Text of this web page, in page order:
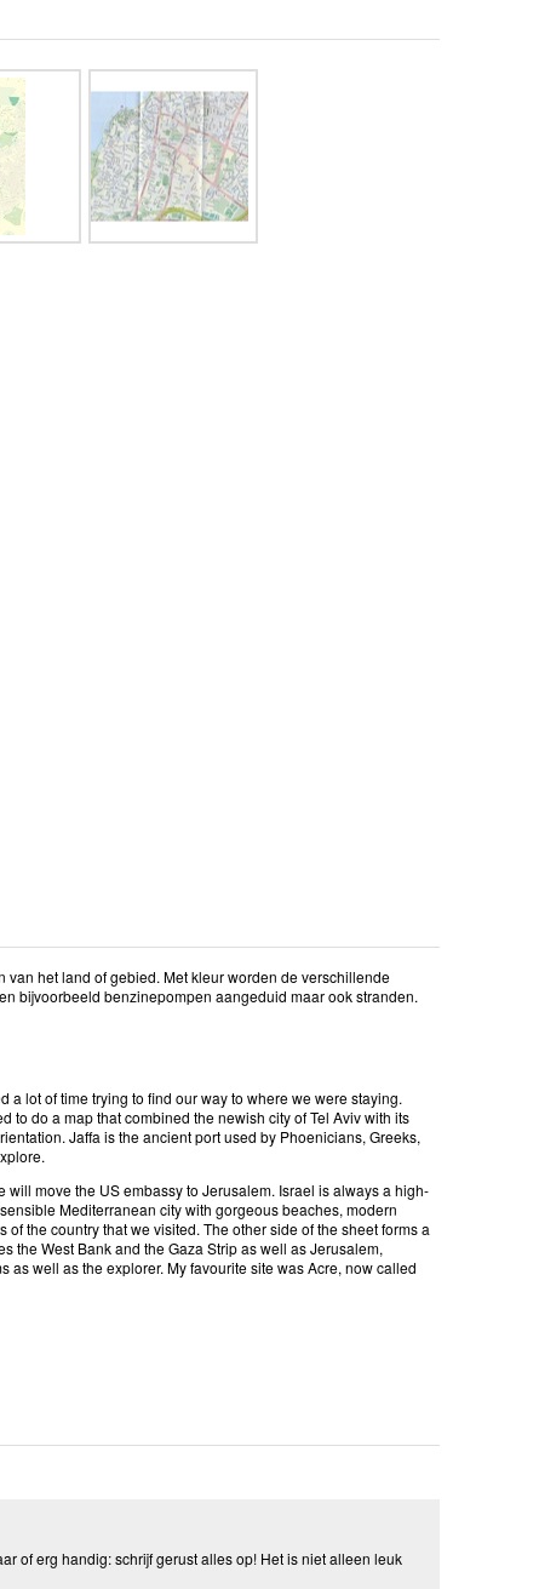
het land of gebied. Met kleur worden de verschillende
bijvoorbeeld benzinepompen aangeduid maar ook stranden.
a lot of time trying to find our way to where we were staying.
to do a map that combined the newish city of Tel Aviv with its
Jaffa is the ancient port used by Phoenicians, Greeks,
move the US embassy to Jerusalem. Israel is always a high-
Mediterranean city with gorgeous beaches, modern
the country that we visited. The other side of the sheet forms a
the West Bank and the Gaza Strip as well as Jerusalem,
well as the explorer. My favourite site was Acre, now called
of erg handig: schrijf gerust alles op! Het is niet alleen leuk